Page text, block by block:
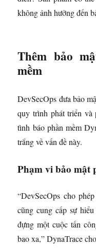
không ảnh hưởng đến
Thêm bảo
mềm
DevSecOps đưa bảo
quy trình phát triển và
tình báo phần mềm
trắng về vấn đề này.
Phạm vi bảo mật
“DevSecOps cho
cũng cung cấp sự
đựng một cuộc tấn
bao xa,” DynaTrace